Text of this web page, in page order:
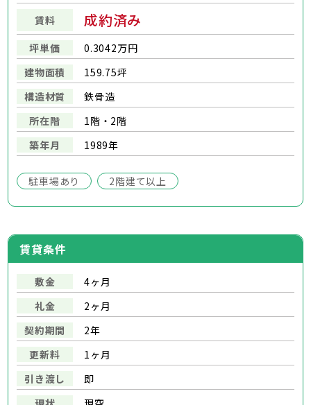
賃料 成約済み
坪単価
0.3042万円
建物面積
159.75坪
構造材質
鉄骨造
所在階
1階・2階
築年月
1989年
駐車場あり 2階建て以上
賃貸条件
敷金
4ヶ月
礼金
2ヶ月
契約期間
2年
更新料
1ヶ月
引き渡し
即